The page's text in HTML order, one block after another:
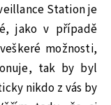
Station je
jako v případě
možnosti,
tak by byl
nikdo z vás by